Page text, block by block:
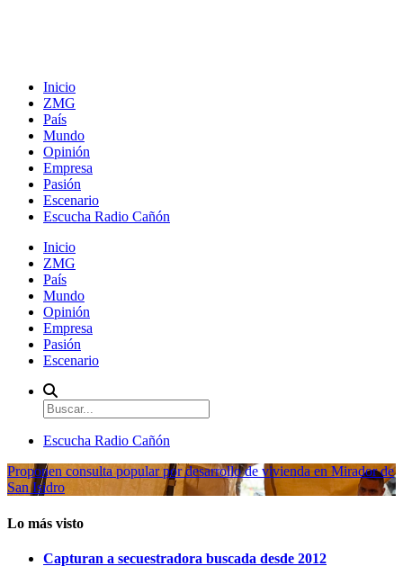
Inicio
ZMG
País
Mundo
Opinión
Empresa
Pasión
Escenario
Escucha Radio Cañón
Inicio
ZMG
País
Mundo
Opinión
Empresa
Pasión
Escenario
Escucha Radio Cañón
Proponen consulta popular por desarrollo de vivienda en Mirador de
San Isidro
Lo más visto
Capturan a secuestradora buscada desde 2012